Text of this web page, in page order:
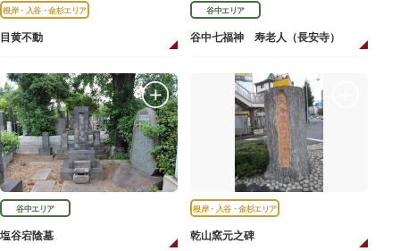
根岸・入谷・金杉エリア
目黄不動
谷中エリア
谷中七福神 寿老人（長安寺）
谷中エリア
塩谷宕陰墓
根岸・入谷・金杉エリア
乾山窯元之碑